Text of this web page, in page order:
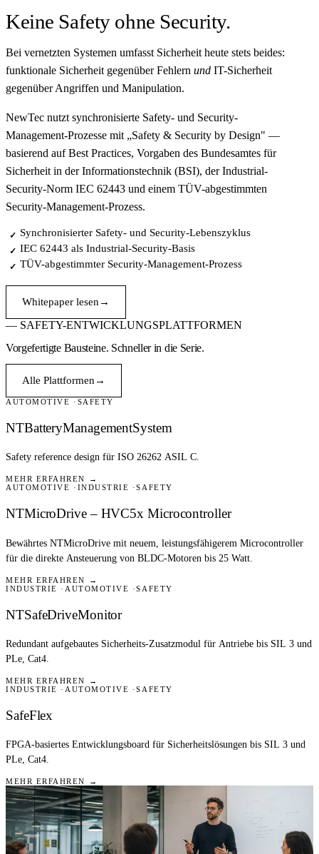
Keine Safety ohne Security.
Bei vernetzten Systemen umfasst Sicherheit heute stets beides:
funktionale Sicherheit gegenüber Fehlern und IT-Sicherheit
gegenüber Angriffen und Manipulation.
NewTec nutzt synchronisierte Safety- und Security-
Management-Prozesse mit „Safety & Security by Design" —
basierend auf Best Practices, Vorgaben des Bundesamtes für
Sicherheit in der Informationstechnik (BSI), der Industrial-
Security-Norm IEC 62443 und einem TÜV-abgestimmten
Security-Management-Prozess.
✓ Synchronisierter Safety- und Security-Lebenszyklus
✓ IEC 62443 als Industrial-Security-Basis
✓ TÜV-abgestimmter Security-Management-Prozess
Whitepaper lesen→
— SAFETY-ENTWICKLUNGSPLATTFORMEN
Vorgefertigte Bausteine. Schneller in die Serie.
Alle Plattformen →
AUTOMOTIVE SAFETY
NTBatteryManagementSystem
Safety reference design für ISO 26262 ASIL C.
MEHR ERFAHREN →
AUTOMOTIVE INDUSTRIE SAFETY
NTMicroDrive – HVC5x Microcontroller
Bewährtes NTMicroDrive mit neuem, leistungsfähigerem Microcontroller
für die direkte Ansteuerung von BLDC-Motoren bis 25 Watt.
MEHR ERFAHREN →
INDUSTRIE
AUTOMOTIVE SAFETY
NTSafeDriveMonitor
Redundant aufgebautes Sicherheits-Zusatzmodul für Antriebe bis SIL 3 und
PLe, Cat4.
MEHR ERFAHREN →
INDUSTRIE
AUTOMOTIVE SAFETY
SafeFlex
FPGA-basiertes Entwicklungsboard für Sicherheitslösungen bis SIL 3 und
PLe, Cat4.
MEHR ERFAHREN →